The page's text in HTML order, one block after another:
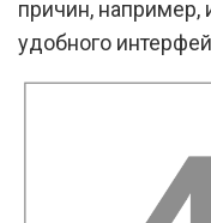
причин, например,
удобного